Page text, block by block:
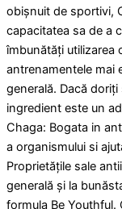
obișnuit de sportivi,
capacitatea sa de a
îmbunătăți utilizarea
antrenamentele mai
generală. Dacă
ingredient este un
Chaga: Bogata in
a organismului si
Proprietățile sale
generală și la
formula Be Youthful.